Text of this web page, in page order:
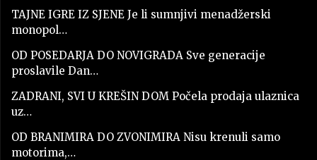
TAJNE IGRE IZ SJENE Je li sumnjivi menadžerski
monopol…
OD POSEDARJA DO NOVIGRADA Sve generacije
proslavile Dan…
ZADRANI, SVI U KREŠIN DOM Počela prodaja ulaznica
uz…
OD BRANIMIRA DO ZVONIMIRA Nisu krenuli samo
motorima,…